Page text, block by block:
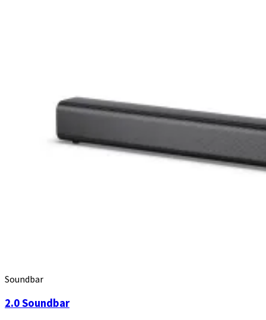
Soundbar
2.0 Soundbar